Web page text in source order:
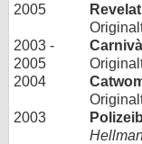
2005
2003 -
2005
2004
2003